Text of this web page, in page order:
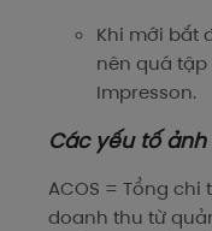
Khi mới bắt
nên quá tập
Impresson.
Các yếu tố ảnh
ACOS = Tổng
doanh thu từ